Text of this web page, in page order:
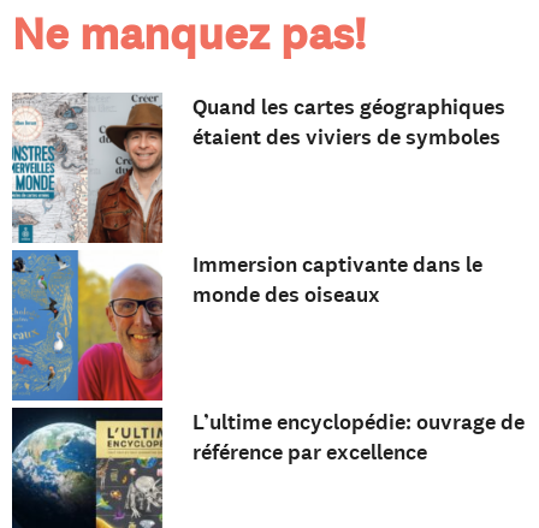
Ne manquez pas!
Quand les cartes géographiques
étaient des viviers de symboles
Immersion captivante dans le
monde des oiseaux
L’ultime encyclopédie: ouvrage de
référence par excellence